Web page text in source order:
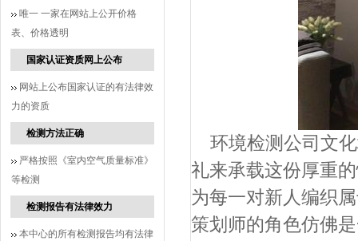
唯一 一家在网站上公开价格
表、价格透明
国家认证资质网上公布
网站上公布国家认证的有法律效
力的资质
检测方法正确
严格按照《室内空气质量标准》
等检测
检测报告有法律效力
本中心的所有检测报告均有法律
环境检测公司文
礼来承载这份厚重
为每一对新人编织
策划师的角色仿佛